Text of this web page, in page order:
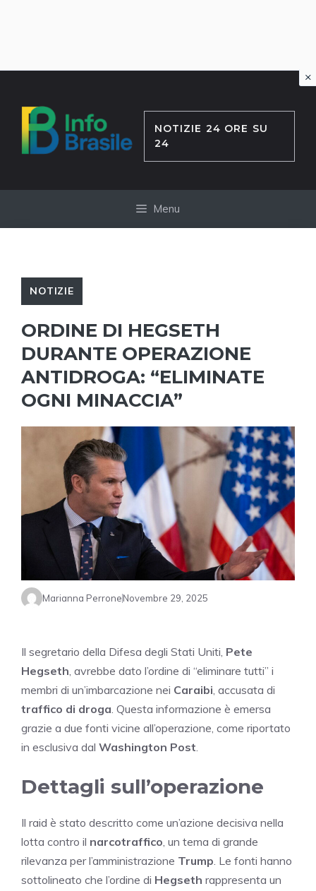
contenuto
NOTIZIE 24 ORE SU
24
Menu
NOTIZIE
ORDINE DI HEGSETH
DURANTE OPERAZIONE
ANTIDROGA: “ELIMINATE
OGNI MINACCIA”
Marianna PerroneNovembre 29, 2025
Il segretario della Difesa degli Stati Uniti, Pete
Hegseth, avrebbe dato l’ordine di “eliminare tutti” i
membri di un’imbarcazione nei Caraibi, accusata di
traffico di droga. Questa informazione è emersa
grazie a due fonti vicine all’operazione, come riportato
in esclusiva dal Washington Post.
Dettagli sull’operazione
Il raid è stato descritto come un’azione decisiva nella
lotta contro il narcotraffico, un tema di grande
rilevanza per l’amministrazione Trump. Le fonti hanno
sottolineato che l’ordine di Hegseth rappresenta un
×